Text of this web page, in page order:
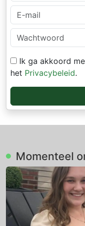
Ik ga akkoord
het Privacybeleid.
Momenteel